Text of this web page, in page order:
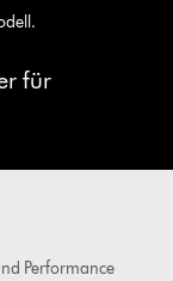
für
Performance